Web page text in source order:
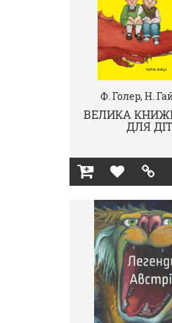
Ф. Голер, Н.
ВЕЛИКА
ДЛЯ